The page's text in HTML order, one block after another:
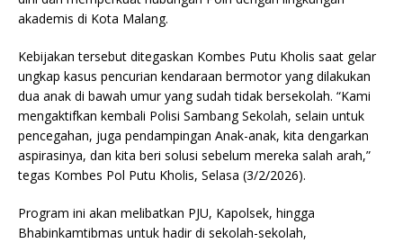
akademis di Kota Malang.
Kebijakan tersebut ditegaskan Kombes Putu Kholis saat gelar
ungkap kasus pencurian kendaraan bermotor yang dilakukan
dua anak di bawah umur yang sudah tidak bersekolah. “Kami
mengaktifkan kembali Polisi Sambang Sekolah, selain untuk
pencegahan, juga pendampingan Anak-anak, kita dengarkan
aspirasinya, dan kita beri solusi sebelum mereka salah arah,”
tegas Kombes Pol Putu Kholis, Selasa (3/2/2026).
Program ini akan melibatkan PJU, Kapolsek, hingga
Bhabinkamtibmas untuk hadir di sekolah-sekolah,